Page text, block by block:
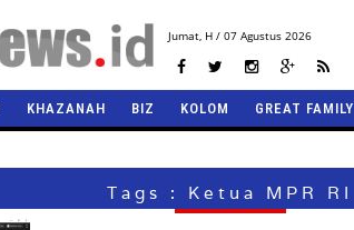
Jumat,H / 07 Agustus 2026
KHAZANAH BIZ KOLOM GREAT FAMILY
Tags : Ketua MPR RI